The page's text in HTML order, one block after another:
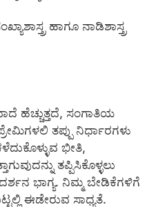
ಹಾಗೂ ನಾಡಿಶಾಸ್ತ್ರ
ಹೆಚ್ಚುತ್ತದೆ, ಸಂಗಾತಿಯ
ತಪ್ಪು ನಿರ್ಧಾರಗಳು
ಭೀತಿ,
ತಪ್ಪಿಸಿಕೊಳ್ಳಲು
ಭಾಗ್ಯ. ನಿಮ್ಮ ಬೇಡಿಕೆಗಳಿಗೆ
ಈಡೇರುವ ಸಾಧ್ಯತೆ.